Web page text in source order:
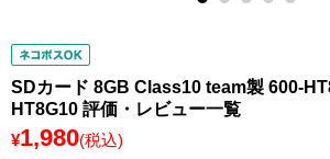
SDカード 8GB Class10 team製 600-
HT8G10 評価・レビュー一覧
¥1,980(税込)